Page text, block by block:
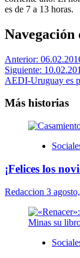
es de 7 a 13 horas.
Navegación
Anterior:
Siguiente:
AEDI-Uruguay es
Más historias
¡Felices los
Redaccion 3